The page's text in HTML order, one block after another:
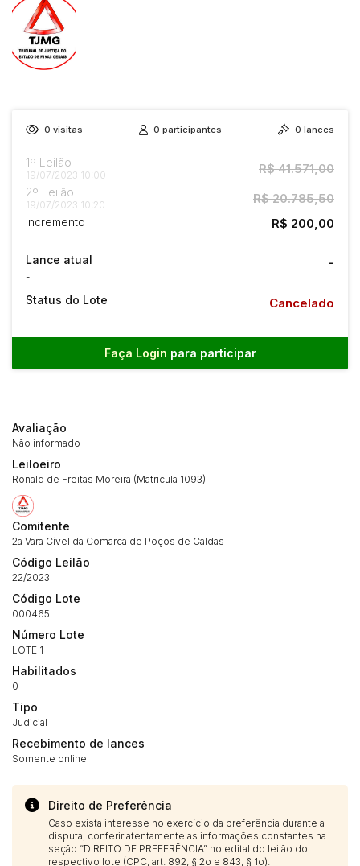
0 visitas 0 participantes 0 lances
1º Leilão
19/07/2023 10:00 R$ 41.571,00
2º Leilão
19/07/2023 10:20 R$ 20.785,50
Incremento R$ 200,00
Lance atual
-
-
Status do Lote Cancelado
Faça Login para participar
Avaliação
Não informado
Leiloeiro
Ronald de Freitas Moreira (Matricula 1093)
Comitente
2a Vara Cível da Comarca de Poços de Caldas
Código Leilão
22/2023
Código Lote
000465
Número Lote
LOTE 1
Habilitados
0
Tipo
Judicial
Recebimento de lances
Somente online
Direito de Preferência
Caso exista interesse no exercício da preferência durante a
disputa, conferir atentamente as informações constantes na
seção “DIREITO DE PREFERÊNCIA” no edital do leilão do
respectivo lote (CPC, art. 892, § 2o e 843, § 1o).
Envie sua Proposta
(Art. 895, CPC)
Data Usuário
14/04/2025 18:43:11
Clique aqui para fazer login
propostas